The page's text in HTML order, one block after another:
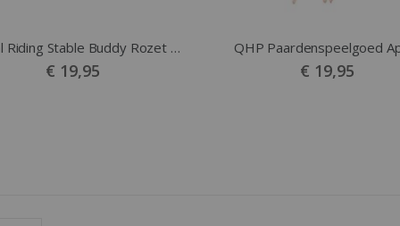
Imperial Riding Stable Buddy Rozet met geur
€ 19,95
QHP Paardenspeelgoed
€ 19,95